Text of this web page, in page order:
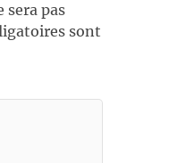
sera pas
sont